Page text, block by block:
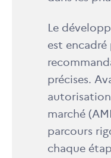
Le
est encadré
précises.
marché
parcours
chaque